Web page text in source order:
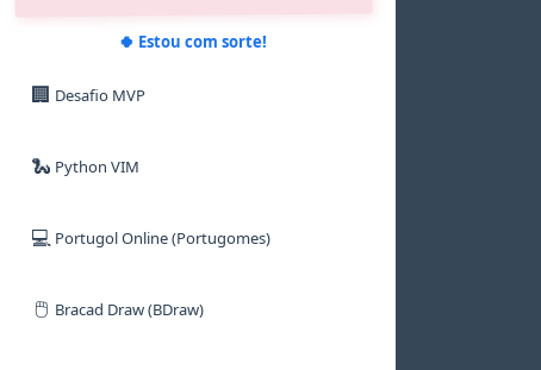
🍀 Estou com sorte!
🏢 Desafio MVP
🐍 Python VIM
💻 Portugol Online (Portugomes)
🖱️ Bracad Draw (BDraw)